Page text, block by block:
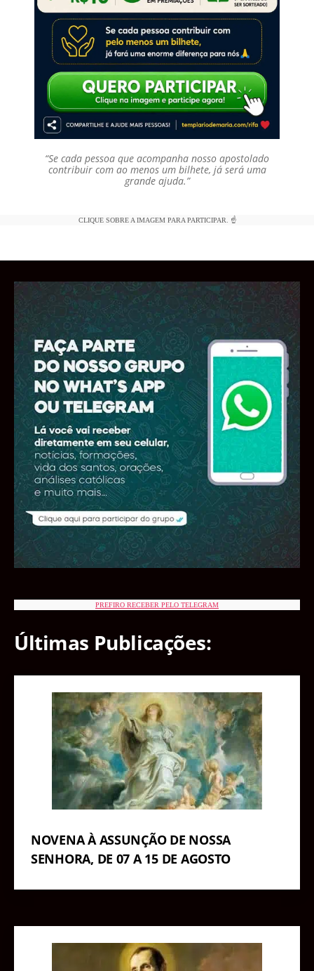
“Se cada pessoa que acompanha nosso apostolado
contribuir com ao menos um bilhete, já será uma
grande ajuda.”
CLIQUE SOBRE A IMAGEM PARA PARTICIPAR. ☝️
PREFIRO RECEBER PELO TELEGRAM
Últimas Publicações:
NOVENA À ASSUNÇÃO DE NOSSA
SENHORA, DE 07 A 15 DE AGOSTO